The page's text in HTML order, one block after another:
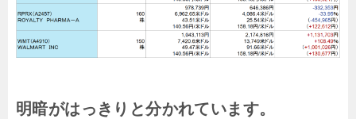
明暗がはっきりと分かれています。